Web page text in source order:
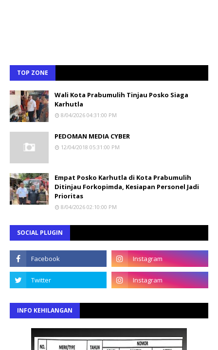
TOP ZONE
Wali Kota Prabumulih Tinjau Posko Siaga
Karhutla
8/04/2026 04:31:00 PM
PEDOMAN MEDIA CYBER
12/04/2018 05:31:00 PM
Empat Posko Karhutla di Kota Prabumulih
Ditinjau Forkopimda, Kesiapan Personel Jadi
Prioritas
8/04/2026 02:10:00 PM
SOCIAL PLUGIN
INFO KEHILANGAN